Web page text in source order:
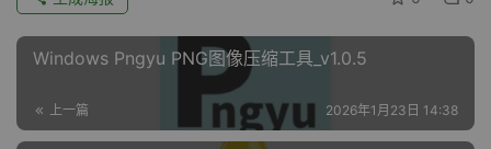
Windows Pngyu PNG图像压缩工具_v1.0.5
上一篇 2026年1月23日 14:38